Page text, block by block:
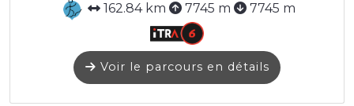
162.84 km 7745 m 7745 m
Voir le parcours en détails